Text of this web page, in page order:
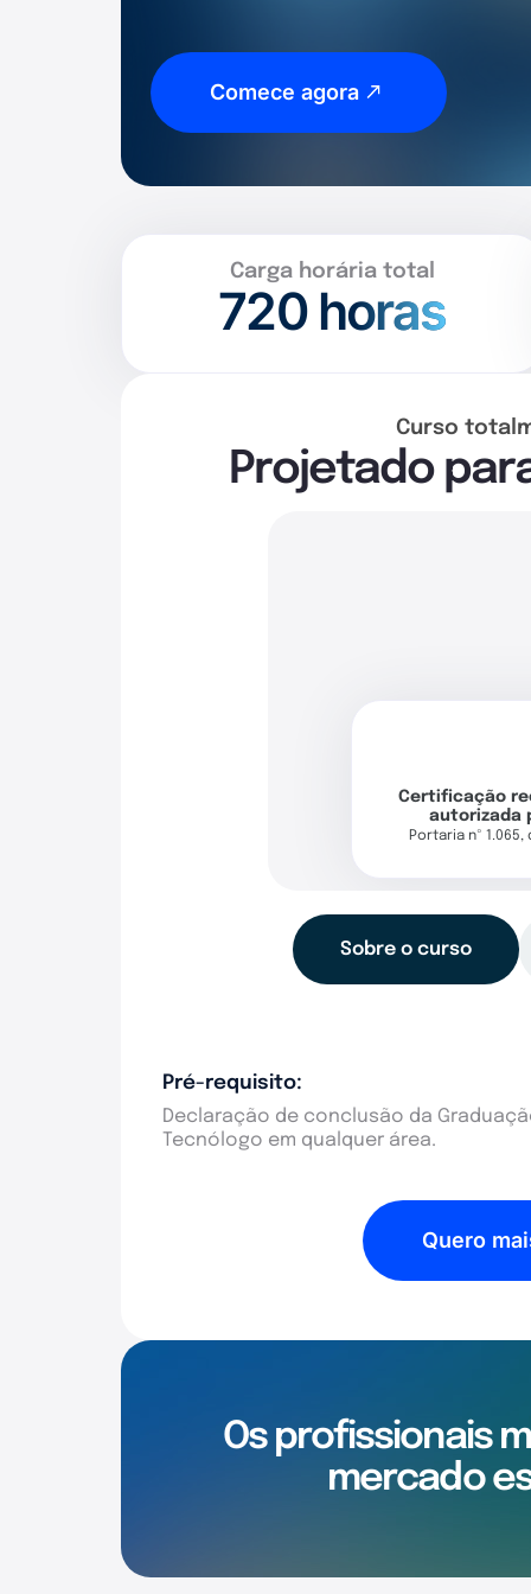
Comece agora
Carga horária total
720horas
Curso
Projetado
Certificação
autorizada
Portaria nº 1.065,
Sobre o curso
Pré-requisito:
Declaração de conclusão da
Tecnólogo em qualquer área.
Quero
Os profissionais
mercado